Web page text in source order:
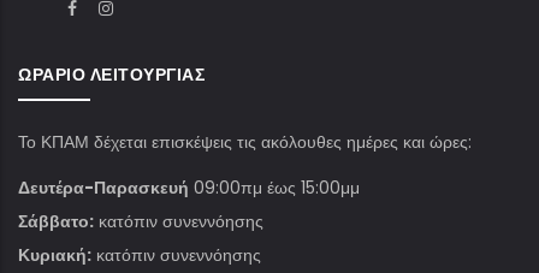
ΩΡΆΡΙΟ ΛΕΙΤΟΥΡΓΊΑΣ
Το ΚΠΑΜ δέχεται επισκέψεις τις ακόλουθες ημέρες και ώρες:
Δευτέρα-Παρασκευή 09:00πμ έως 15:00μμ
Σάββατο: κατόπιν συνεννόησης
Κυριακή: κατόπιν συνεννόησης